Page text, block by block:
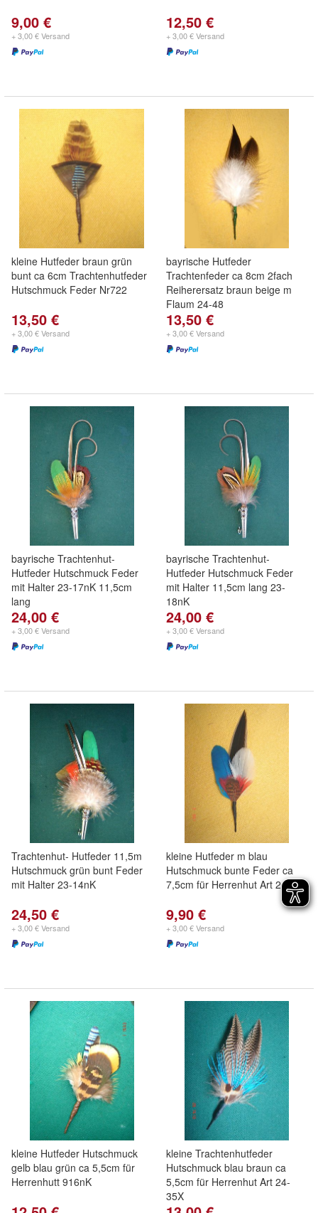
9,00 €
+ 3,00 € Versand
12,50 €
+ 3,00 € Versand
kleine Hutfeder braun grün
bunt ca 6cm Trachtenhutfeder
Hutschmuck Feder Nr722
13,50 €
+ 3,00 € Versand
bayrische Hutfeder
Trachtenfeder ca 8cm 2fach
Reiherersatz braun beige m
Flaum 24-48
13,50 €
+ 3,00 € Versand
bayrische Trachtenhut-
Hutfeder Hutschmuck Feder
mit Halter 23-17nK 11,5cm
lang
24,00 €
+ 3,00 € Versand
bayrische Trachtenhut-
Hutfeder Hutschmuck Feder
mit Halter 11,5cm lang 23-
18nK
24,00 €
+ 3,00 € Versand
Trachtenhut- Hutfeder 11,5m
Hutschmuck grün bunt Feder
mit Halter 23-14nK
24,50 €
+ 3,00 € Versand
kleine Hutfeder m blau
Hutschmuck bunte Feder ca
7,5cm für Herrenhut Art 24-8N
9,90 €
+ 3,00 € Versand
kleine Hutfeder Hutschmuck
gelb blau grün ca 5,5cm für
Herrenhutt 916nK
kleine Trachtenhutfeder
Hutschmuck blau braun ca
5,5cm für Herrenhut Art 24-
35X